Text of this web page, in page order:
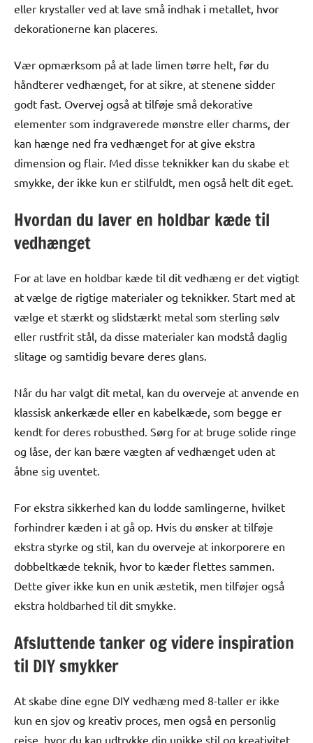
eller krystaller ved at lave små indhak i metallet, hvor
dekorationerne kan placeres.
Vær opmærksom på at lade limen tørre helt, før du
håndterer vedhænget, for at sikre, at stenene sidder
godt fast. Overvej også at tilføje små dekorative
elementer som indgraverede mønstre eller charms, der
kan hænge ned fra vedhænget for at give ekstra
dimension og flair. Med disse teknikker kan du skabe et
smykke, der ikke kun er stilfuldt, men også helt dit eget.
Hvordan du laver en holdbar kæde til
vedhænget
For at lave en holdbar kæde til dit vedhæng er det vigtigt
at vælge de rigtige materialer og teknikker. Start med at
vælge et stærkt og slidstærkt metal som sterling sølv
eller rustfrit stål, da disse materialer kan modstå daglig
slitage og samtidig bevare deres glans.
Når du har valgt dit metal, kan du overveje at anvende en
klassisk ankerkæde eller en kabelkæde, som begge er
kendt for deres robusthed. Sørg for at bruge solide ringe
og låse, der kan bære vægten af vedhænget uden at
åbne sig uventet.
For ekstra sikkerhed kan du lodde samlingerne, hvilket
forhindrer kæden i at gå op. Hvis du ønsker at tilføje
ekstra styrke og stil, kan du overveje at inkorporere en
dobbeltkæde teknik, hvor to kæder flettes sammen.
Dette giver ikke kun en unik æstetik, men tilføjer også
ekstra holdbarhed til dit smykke.
Afsluttende tanker og videre inspiration
til DIY smykker
At skabe dine egne DIY vedhæng med 8-taller er ikke
kun en sjov og kreativ proces, men også en personlig
rejse, hvor du kan udtrykke din unikke stil og kreativitet.